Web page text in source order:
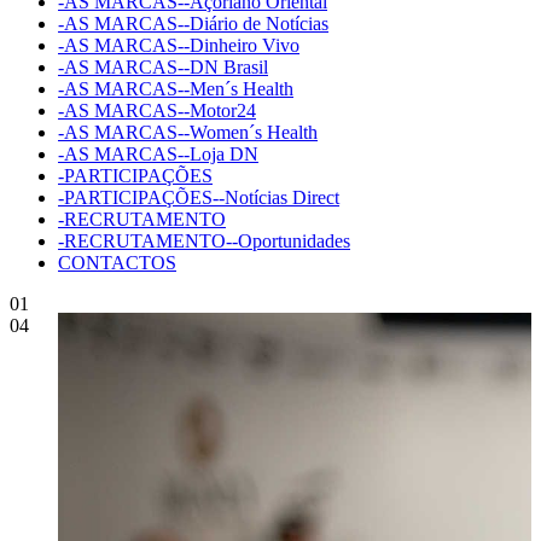
-AS MARCAS--Diário de Notícias
-AS MARCAS--Dinheiro Vivo
-AS MARCAS--DN Brasil
-AS MARCAS--Men´s Health
-AS MARCAS--Motor24
-AS MARCAS--Women´s Health
-AS MARCAS--Loja DN
-PARTICIPAÇÕES
-PARTICIPAÇÕES--Notícias Direct
-RECRUTAMENTO
-RECRUTAMENTO--Oportunidades
CONTACTOS
01
04